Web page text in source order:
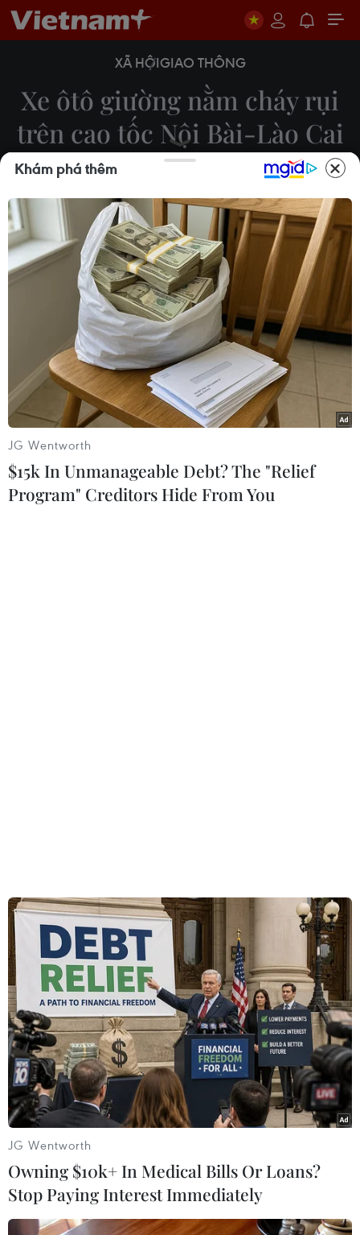
XÃ HỘIGIAO THÔNG
Xe ôtô giường nằm cháy rụi
trên cao tốc Nội Bài-Lào Cai
Ngày 18/6, tại khu vực km12 đường cao tốc Hà
Nộ-Lào Cai đoạn qua huyện Bình Xuyên-Vĩnh Phúc
(hướng Lào Cai về Hà Nội) ôtô giường nằm biển
kiểm soát 29B-61924 bỗng nhiên bốc cháy dữ đội.
Lực lượng chức năng làm nhiệm vụ ở hiện trường vụ cháy ôtô
trên cao tốc Nội Bài-Lào Cai. (Ảnh: Hoàng Hùng/TTXVN)
Khám phá thêm
JG Wentworth
$15k In Unmanageable Debt? The "Relief
Program" Creditors Hide From You
JG Wentworth
Owning $10k+ In Medical Bills Or Loans?
Stop Paying Interest Immediately